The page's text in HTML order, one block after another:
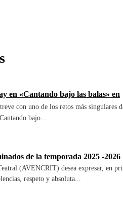
en «Cantando bajo las balas» en
con uno de los retos más singulares
bajo...
de la temporada 2025 -2026
(AVENCRIT) desea expresar, en
respeto y absoluta...